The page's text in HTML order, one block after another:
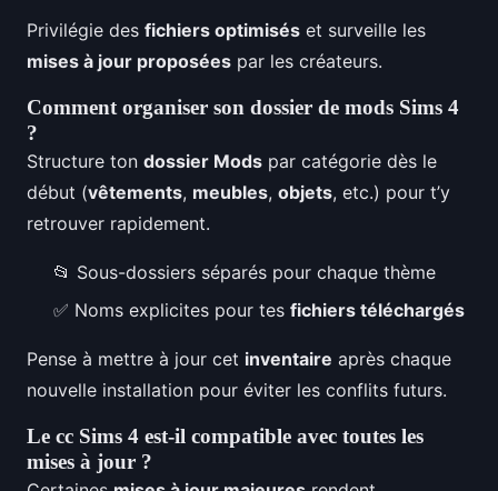
Privilégie des fichiers optimisés et surveille les
mises à jour proposées par les créateurs.
Comment organiser son dossier de mods Sims 4
?
Structure ton dossier Mods par catégorie dès le
début (vêtements, meubles, objets, etc.) pour t’y
retrouver rapidement.
📂 Sous-dossiers séparés pour chaque thème
✅ Noms explicites pour tes fichiers téléchargés
Pense à mettre à jour cet inventaire après chaque
nouvelle installation pour éviter les conflits futurs.
Le cc Sims 4 est-il compatible avec toutes les
mises à jour ?